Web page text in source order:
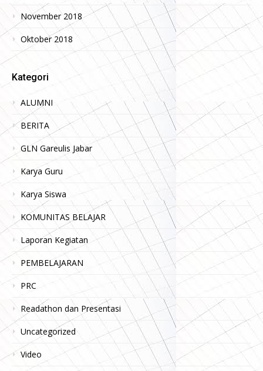
November 2018
Oktober 2018
Kategori
ALUMNI
BERITA
GLN Gareulis Jabar
Karya Guru
Karya Siswa
KOMUNITAS BELAJAR
Laporan Kegiatan
PEMBELAJARAN
PRC
Readathon dan Presentasi
Uncategorized
Video